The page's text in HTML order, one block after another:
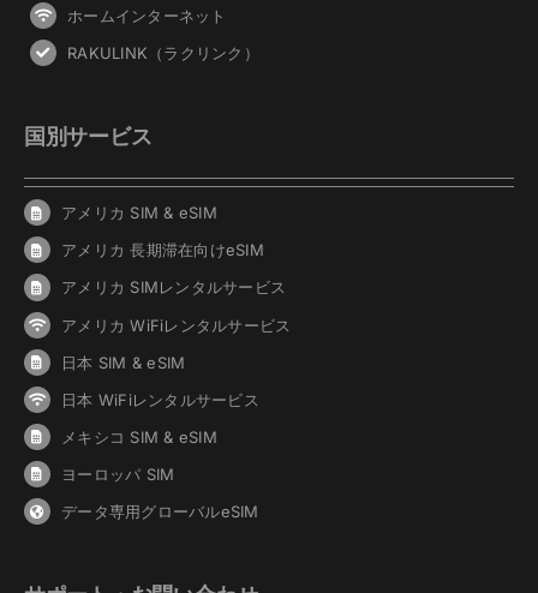
ホームインターネット
RAKULINK（ラクリンク）
国別サービス
アメリカ SIM & eSIM
アメリカ 長期滞在向けeSIM
アメリカ SIMレンタルサービス
アメリカ WiFiレンタルサービス
日本 SIM & eSIM
日本 WiFiレンタルサービス
メキシコ SIM & eSIM
ヨーロッパ SIM
データ専用グローバルeSIM